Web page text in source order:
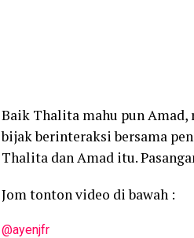
Baik Thalita mahu pun Amad,
bijak berinteraksi bersama
Thalita dan Amad itu.
Jom tonton video di bawah :
@ayenjfr